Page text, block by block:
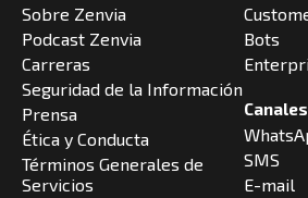
Sobre Zenvia
Podcast Zenvia
Carreras
Seguridad de la Información
Prensa
Ética y Conducta
Términos Generales de
Servicios
Bots
Canales
SMS
E-mail